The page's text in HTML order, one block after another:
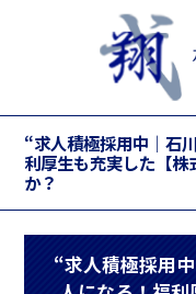
“求人積極採用中｜石
利厚生も充実した【
か？
“求人積極採用